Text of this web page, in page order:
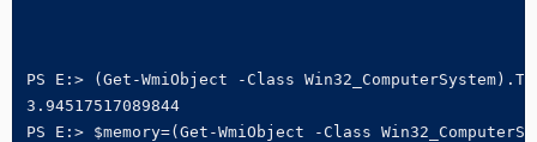
PS E:> (Get-WmiObject -Class
3.94517517089844
PS E:> $memory=(Get-WmiObject -Class